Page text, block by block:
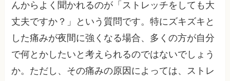
んからよく聞かれるのが「ストレッチをしても大
丈夫ですか？」という質問です。特にズキズキと
した痛みが夜間に強くなる場合、多くの方が自分
で何とかしたいと考えられるのではないでしょう
か。ただし、その痛みの原因によっては、ストレ